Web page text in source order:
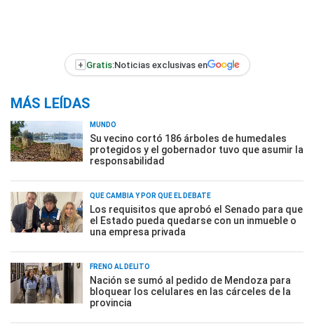
+ Gratis:Noticias exclusivas en
MÁS LEÍDAS
MUNDO
Su vecino cortó 186 árboles de humedales
protegidos y el gobernador tuvo que asumir la
responsabilidad
QUÉ CAMBIA Y POR QUÉ EL DEBATE
Los requisitos que aprobó el Senado para que
el Estado pueda quedarse con un inmueble o
una empresa privada
FRENO AL DELITO
Nación se sumó al pedido de Mendoza para
bloquear los celulares en las cárceles de la
provincia